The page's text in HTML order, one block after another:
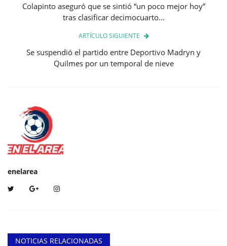
Colapinto aseguró que se sintió “un poco mejor hoy”
tras clasificar decimocuarto...
ARTÍCULO SIGUIENTE
Se suspendió el partido entre Deportivo Madryn y
Quilmes por un temporal de nieve
enelarea
NOTICIAS RELACIONADAS